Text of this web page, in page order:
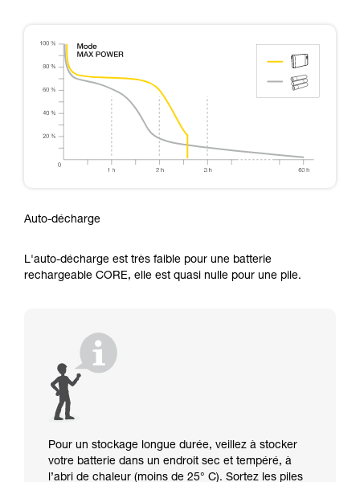
Auto-décharge
L'auto-décharge est très faible pour une batterie
rechargeable CORE, elle est quasi nulle pour une pile.
Pour un stockage longue durée, veillez à stocker
votre batterie dans un endroit sec et tempéré, à
l’abri de chaleur (moins de 25° C). Sortez les piles